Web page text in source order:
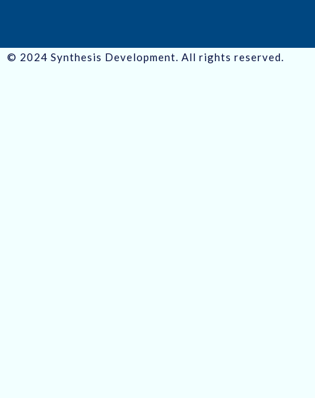
© 2024 Synthesis Development. All rights reserved.